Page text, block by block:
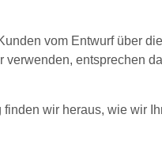
vom Entwurf über
verwenden, entsprechen
finden wir heraus, wie wir